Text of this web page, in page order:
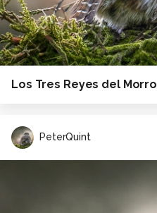
Los Tres Reyes del Morro
PeterQuint